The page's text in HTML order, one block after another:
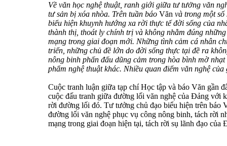
Về văn học nghệ thuật, ranh giới giữa tư tưởng văn
tư sản bị xóa nhòa. Trên tuần báo Văn và trong một
biểu hiện khuynh hướng xa rời thực tế đời sống của
thành thị, thoát ly chính trị và không nhằm đúng
mạng trong giai đoạn mới. Những tình cảm cá nhân
triển, những chủ đề lớn do đời sống thực tại đề ra
nông binh phấn đấu dũng cảm trong hòa bình mờ
phẩm nghệ thuật khác. Nhiều quan điểm văn nghệ
Cuộc tranh luận giữa tạp chí Học tập và báo Văn gần
cuộc đấu tranh giữa đường lối văn nghệ của Đảng với
rời đường lối đó. Tư tưởng chủ đạo biểu hiện trên báo
đường lối văn nghệ phục vụ công nông binh, tách rời
mạng trong giai đoạn hiện tại, tách rời sụ lãnh đạo của